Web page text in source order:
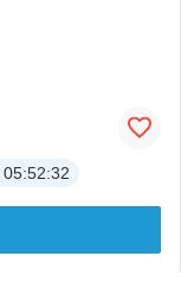
05:52:32